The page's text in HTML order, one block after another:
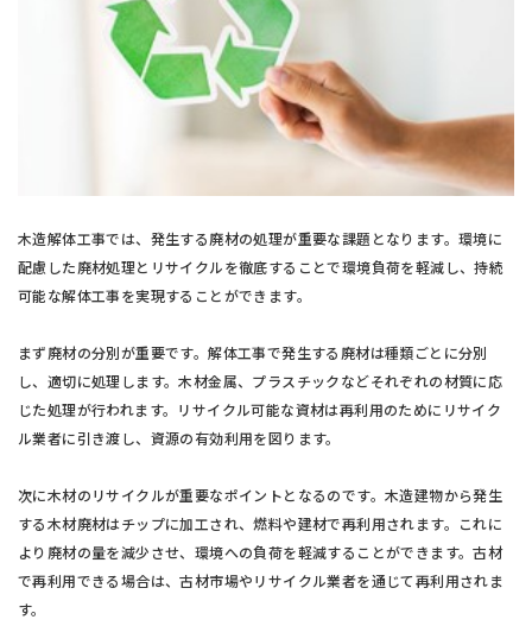
木造解体工事では、発生する廃材の処理が重要な課題となります。環境に
配慮した廃材処理とリサイクルを徹底することで環境負荷を軽減し、持続
可能な解体工事を実現することができます。
まず廃材の分別が重要です。解体工事で発生する廃材は種類ごとに分別
し、適切に処理します。木材金属、プラスチックなどそれぞれの材質に応
じた処理が行われます。リサイクル可能な資材は再利用のためにリサイク
ル業者に引き渡し、資源の有効利用を図ります。
次に木材のリサイクルが重要なポイントとなるのです。木造建物から発生
する木材廃材はチップに加工され、燃料や建材で再利用されます。これに
より廃材の量を減少させ、環境への負荷を軽減することができます。古材
で再利用できる場合は、古材市場やリサイクル業者を通じて再利用されま
す。